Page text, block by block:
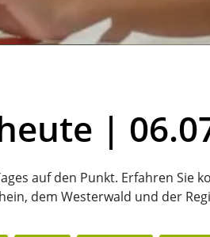
|
auf den Punkt. Erfahren
dem Westerwald und der